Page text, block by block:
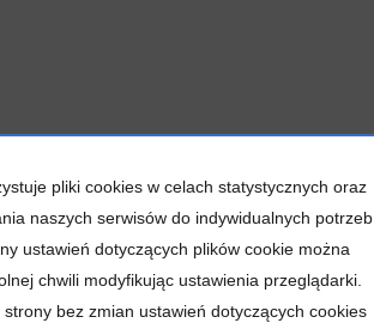
pliki cookies w celach statystycznych oraz
naszych serwisów do indywidualnych potrzeb
ustawień dotyczących plików cookie można
chwili modyfikując ustawienia przeglądarki.
bez zmian ustawień dotyczących cookies